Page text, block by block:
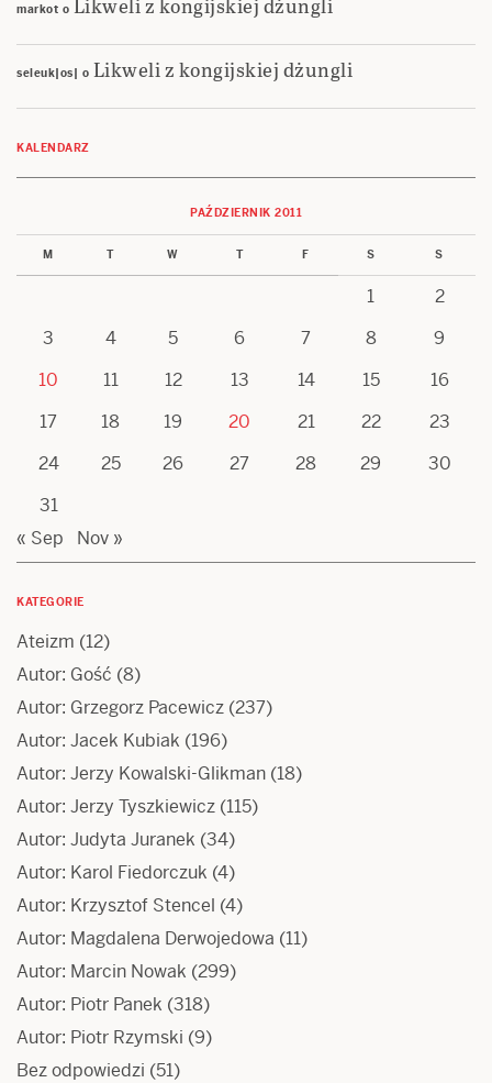
markot o
seleuk|os| o Likweli z kongijskiej dżungli
KALENDARZ
PAŹDZIERNIK 2011
M T W T F S S
1
2
3
4 5 6 7 8
9
10
11 12 13 14 15
16
17
18 19 20 21 22
23
24
25 26 27 28 29
30
31
« Sep
Nov »
KATEGORIE
Ateizm (12)
Autor: Gość (8)
Autor: Grzegorz Pacewicz (237)
Autor: Jacek Kubiak (196)
Autor: Jerzy Kowalski-Glikman (18)
Autor: Jerzy Tyszkiewicz (115)
Autor: Judyta Juranek (34)
Autor: Karol Fiedorczuk (4)
Autor: Krzysztof Stencel (4)
Autor: Magdalena Derwojedowa (11)
Autor: Marcin Nowak (299)
Autor: Piotr Panek (318)
Autor: Piotr Rzymski (9)
Bez odpowiedzi (51)